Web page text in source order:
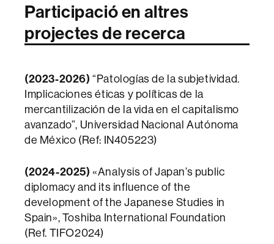
Participació en altres
projectes de recerca
(2023-2026) “Patologías de la subjetividad.
Implicaciones éticas y políticas de la
mercantilización de la vida en el capitalismo
avanzado”, Universidad Nacional Autónoma
de México (Ref: IN405223)
(2024-2025) «Analysis of Japan’s public
diplomacy and its influence of the
development of the Japanese Studies in
Spain», Toshiba International Foundation
(Ref. TIFO2024)